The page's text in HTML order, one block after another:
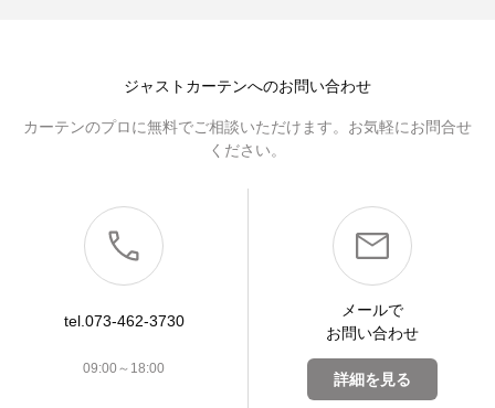
ジャストカーテンへのお問い合わせ
カーテンのプロに無料でご相談いただけます。お気軽にお問合せ
ください。
tel.073-462-3730
09:00～18:00
メールで
お問い合わせ
詳細を見る